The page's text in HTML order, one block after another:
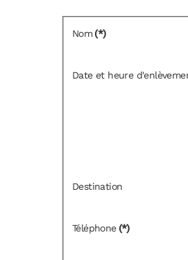
Nom (*)
Date et heure
Destination
Téléphone (*)